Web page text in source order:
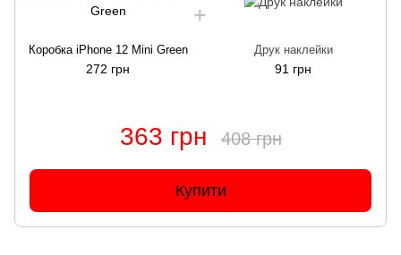
Коробка iPhone 12 Mini Green
272 грн
Друк наклейки
91 грн
363 грн 408 грн
Купити